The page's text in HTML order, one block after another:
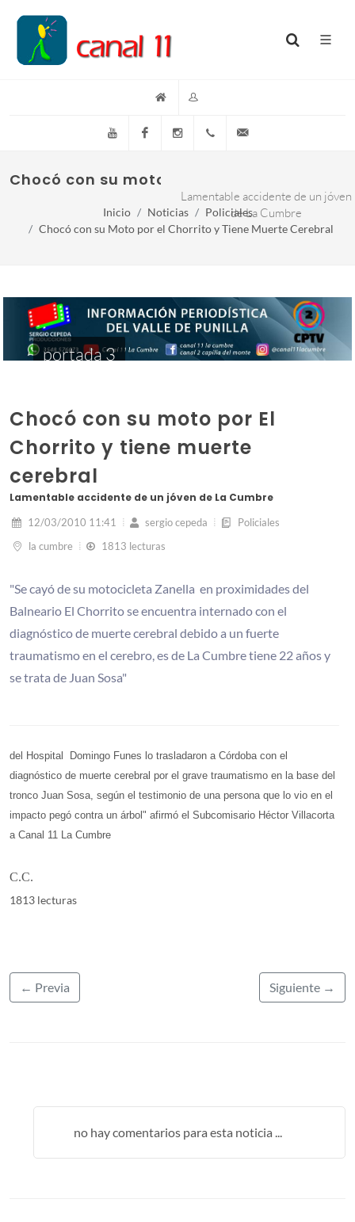
YouTube FacebookInstagram(+54)(9)3548-576073
Chocó con su moto por El Chorrito y tiene
Lamentable accidente de un jóven
de La Cumbre
Inicio Noticias
Policiales
Chocó con su Moto por el Chorrito y Tiene Muerte Cerebral
portada 3
Chocó con su moto por El
Chorrito y tiene muerte
cerebral
Lamentable accidente de un jóven de La Cumbre
12/03/2010 11:41 sergio cepeda
Policiales
la cumbre
1813 lecturas
"Se cayó de su motocicleta Zanella en proximidades del
Balneario El Chorrito se encuentra internado con el
diagnóstico de muerte cerebral debido a un fuerte
traumatismo en el cerebro, es de La Cumbre tiene 22 años y
se trata de Juan Sosa"
del Hospital Domingo Funes lo trasladaron a Córdoba con el
diagnóstico de muerte cerebral por el grave traumatismo en la base del
tronco Juan Sosa, según el testimonio de una persona que lo vio en el
impacto pegó contra un árbol" afirmó el Subcomisario Héctor Villacorta
a Canal 11 La Cumbre
C.C.
1813 lecturas
← Previa Siguiente →
no hay comentarios para esta noticia ...